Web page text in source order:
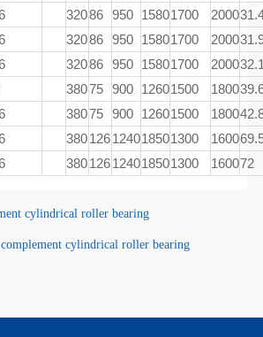
32086 950 15801700 2000
32086 950 15801700 2000
32086 950 15801700 2000
38075 900 12601500 1800
38075 900 12601500 1800
380126124018501300 1600
380126124018501300 160072
cylindrical roller bearing
cylindrical roller bearing